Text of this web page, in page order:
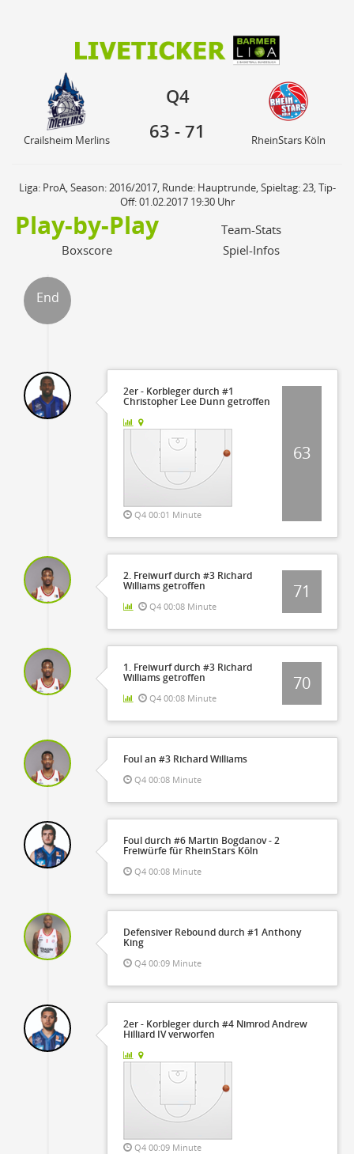
Crailsheim Merlins RheinStars Köln
Q4
63 - 71
Crailsheim Merlins RheinStars Köln
Liga: ProA, Season: 2016/2017, Runde: Hauptrunde, Spieltag: 23, Tip-
Off: 01.02.2017 19:30 Uhr
Play-by-Play
Team-Stats
Boxscore
Spiel-Infos
End
2er - Korbleger durch #1
Christopher Lee Dunn getroffen
Q4 00:01 Minute
63
2. Freiwurf durch #3 Richard
Williams getroffen
Q4 00:08 Minute
71
1. Freiwurf durch #3 Richard
Williams getroffen
Q4 00:08 Minute
70
Foul an #3 Richard Williams
Q4 00:08 Minute
Foul durch #6 Martin Bogdanov - 2
Freiwürfe für RheinStars Köln
Q4 00:08 Minute
Defensiver Rebound durch #1 Anthony
King
Q4 00:09 Minute
2er - Korbleger durch #4 Nimrod Andrew
Hilliard IV verworfen
Q4 00:09 Minute